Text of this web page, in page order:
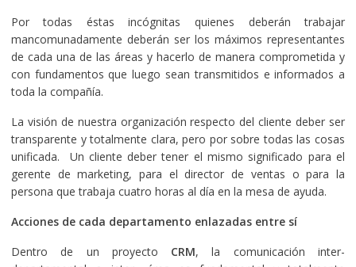
Por todas éstas incógnitas quienes deberán trabajar
mancomunadamente deberán ser los máximos representantes
de cada una de las áreas y hacerlo de manera comprometida y
con fundamentos que luego sean transmitidos e informados a
toda la compañía.
La visión de nuestra organización respecto del cliente deber ser
transparente y totalmente clara, pero por sobre todas las cosas
unificada. Un cliente deber tener el mismo significado para el
gerente de marketing, para el director de ventas o para la
persona que trabaja cuatro horas al día en la mesa de ayuda.
Acciones de cada departamento enlazadas entre sí
Dentro de un proyecto CRM, la comunicación inter-